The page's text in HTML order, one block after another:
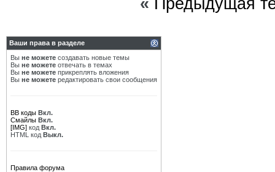
« Предыдущая
Ваши права в разделе
Вы не можете создавать новые темы
Вы не можете отвечать в темах
Вы не можете прикреплять вложения
Вы не можете редактировать свои сообщения
BB коды Вкл.
Смайлы Вкл.
[IMG] код Вкл.
HTML код Выкл.
Правила форума